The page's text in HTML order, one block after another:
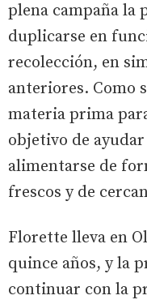
plena campaña la
duplicarse en
recolección, en
anteriores. Como
materia prima
objetivo de ayudar
alimentarse de
frescos y de
Florette lleva en
quince años, y la
continuar con la